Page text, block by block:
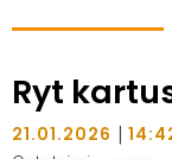
Ryt
21.01.2026 |